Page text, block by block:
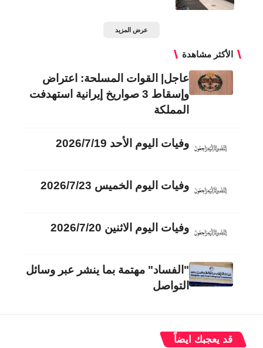
عرض المزيد
الأكثر مشاهدة
عاجل| القوات المسلحة: اعتراض
وإسقاط 3 صواريخ إيرانية استهدفت
المملكة
وفيات اليوم الأحد 2026/7/19
وفيات اليوم الخميس 2026/7/23
وفيات اليوم الاثنين 2026/7/20
"الفساد" مهتمة بما ينشر عبر وسائل
التواصل
قد يعجبك ايضاً